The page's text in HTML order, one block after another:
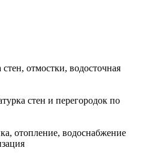
отмостки, водосточная
стен и перегородок по
отопление, водоснабжение